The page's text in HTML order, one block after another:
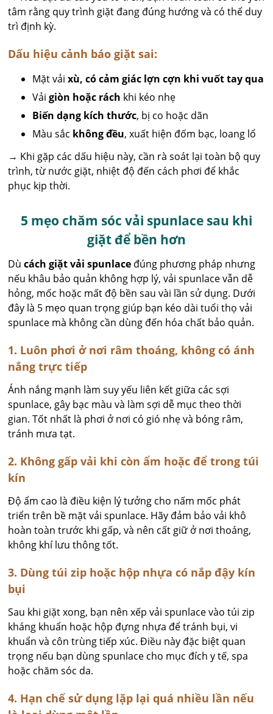
tâm rằng quy trình giặt đang đúng hướng và có thể duy
trì định kỳ.
Dấu hiệu cảnh báo giặt sai:
Mặt vảixù, có cảm giác lợn cợn khi vuốt tay qua
Vảigiòn hoặc rách khi kéo nhẹ
Biến dạng kích thước, bị co hoặc dãn
Màu sắc không đều, xuất hiện đốm bạc, loang lổ
→ Khi gặp các dấu hiệu này, cần rà soát lại toàn bộ quy
trình, từ nước giặt, nhiệt độ đến cách phơi để khắc
phục kịp thời.
5 mẹo chăm sóc vải spunlace sau khi
giặt để bền hơn
Dùcách giặt vải spunlace đúng phương pháp nhưng
nếu khâu bảo quản không hợp lý, vải spunlace vẫn dễ
hỏng, mốc hoặc mất độ bền sau vài lần sử dụng. Dưới
đây là 5 mẹo quan trọng giúp bạn kéo dài tuổi thọ vải
spunlace mà không cần dùng đến hóa chất bảo quản.
1. Luôn phơi ở nơi râm thoáng, không có ánh
nắng trực tiếp
Ánh nắng mạnh làm suy yếu liên kết giữa các sợi
spunlace, gây bạc màu và làm sợi dễ mục theo thời
gian. Tốt nhất là phơi ở nơi có gió nhẹ và bóng râm,
tránh mưa tạt.
2. Không gấp vải khi còn ẩm hoặc để trong túi
kín
Độ ẩm cao là điều kiện lý tưởng cho nấm mốc phát
triển trên bề mặt vải spunlace. Hãy đảm bảo vải khô
hoàn toàn trước khi gấp, và nên cất giữ ở nơi thoáng,
không khí lưu thông tốt.
3. Dùng túi zip hoặc hộp nhựa có nắp đậy kín
bụi
Sau khi giặt xong, bạn nên xếp vải spunlace vào túi zip
kháng khuẩn hoặc hộp đựng nhựa để tránh bụi, vi
khuẩn và côn trùng tiếp xúc. Điều này đặc biệt quan
trọng nếu bạn dùng spunlace cho mục đích y tế, spa
hoặc chăm sóc da.
4. Hạn chế sử dụng lặp lại quá nhiều lần nếu